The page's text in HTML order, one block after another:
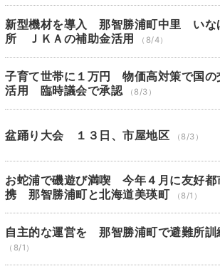
新型機材を導入 那智勝浦町中里 いな
所 ＪＫＡの補助金活用
（8/4）
子育て世帯に１万円 物価高対策で国の
活用 臨時議会で承認
（8/3）
盆踊り大会 １３日、市屋地区 （8/3）
お蛇浦で磯遊び満喫 今年４月に友好都
携 那智勝浦町と北海道美瑛町
（8/1）
自主的な運営を 那智勝浦町で避難所訓
（8/1）